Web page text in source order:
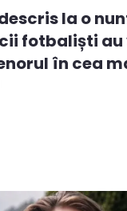
la o
fotbaliști
în cea